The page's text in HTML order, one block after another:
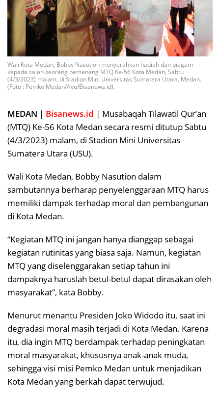
Wali Kota Medan, Bobby Nasution menyerahkan hadiah dan piagam
kepada salah seorang pemenang MTQ Ke-56 Kota Medan, Sabtu
(4/3/2023) malam, di Stadion Mini Universitas Sumatera Utara, Medan.
(Foto : Pemko Medan/Ayu/Bisanews.id).
MEDAN | Bisanews.id | Musabaqah Tilawatil Qur’an
(MTQ) Ke-56 Kota Medan secara resmi ditutup Sabtu
(4/3/2023) malam, di Stadion Mini Universitas
Sumatera Utara (USU).
Wali Kota Medan, Bobby Nasution dalam
sambutannya berharap penyelenggaraan MTQ harus
memiliki dampak terhadap moral dan pembangunan
di Kota Medan.
“Kegiatan MTQ ini jangan hanya dianggap sebagai
kegiatan rutinitas yang biasa saja. Namun, kegiatan
MTQ yang diselenggarakan setiap tahun ini
dampaknya haruslah betul-betul dapat dirasakan oleh
masyarakat”, kata Bobby.
Menurut menantu Presiden Joko Widodo itu, saat ini
degradasi moral masih terjadi di Kota Medan. Karena
itu, dia ingin MTQ berdampak terhadap peningkatan
moral masyarakat, khususnya anak-anak muda,
sehingga visi misi Pemko Medan untuk menjadikan
Kota Medan yang berkah dapat terwujud.